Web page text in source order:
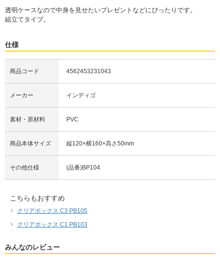
透明ケースなので中身を見せたいプレゼントなどにぴったりです。
組立てタイプ。
仕様
商品コード 4562453231043
メーカー インディゴ
素材・原材料 PVC
商品本体サイズ 縦120×横160×高さ50mm
その他仕様 (品番)BP104
こちらもおすすめ
クリアボックス C3 PB105
クリアボックス C1 PB103
みんなのレビュー